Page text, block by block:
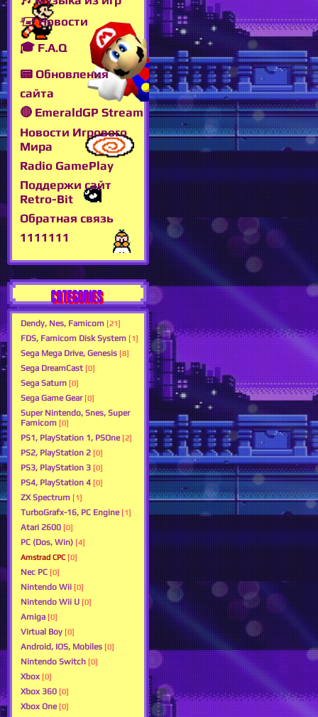
🖅 Новости
🎓 F.A.Q
📟 Обновления
сайта
🔴 EmeraldGP Stream
Новости Игрового
Мира
Radio GamePlay
Поддержи сайт
Retro-Bit
Обратная связь
1111111
CATEGORIES
Dendy, Nes, Famicom [21]
FDS, Famicom Disk System [1]
Sega Mega Drive, Genesis [8]
Sega DreamCast [0]
Sega Saturn [0]
Sega Game Gear [0]
Super Nintendo, Snes, Super
Famicom [0]
PS1, PlayStation 1, PSOne [2]
PS2, PlayStation 2 [0]
PS3, PlayStation 3 [0]
PS4, PlayStation 4 [0]
ZX Spectrum [1]
TurboGrafx-16, PC Engine [1]
Atari 2600 [0]
PC (Dos, Win) [4]
Amstrad CPC [0]
Nec PC [0]
Nintendo Wii [0]
Nintendo Wii U [0]
Amiga [0]
Virtual Boy [0]
Android, IOS, Mobiles [0]
Nintendo Switch [0]
Xbox [0]
Xbox 360 [0]
Xbox One [0]